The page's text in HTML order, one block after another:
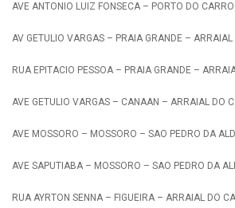
AVE ANTONIO LUIZ FONSECA – PORTO DO
AV GETULIO VARGAS – PRAIA GRANDE – ARRAIAL
RUA EPITACIO PESSOA – PRAIA GRANDE –
AVE GETULIO VARGAS – CANAAN – ARRAIAL DO
AVE MOSSORO – MOSSORO – SAO PEDRO DA
AVE SAPUTIABA – MOSSORO – SAO PEDRO DA
RUA AYRTON SENNA – FIGUEIRA – ARRAIAL DO